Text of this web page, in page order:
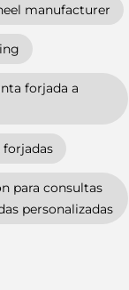
manufacturer
forjada a
forjadas
para consultas
personalizadas